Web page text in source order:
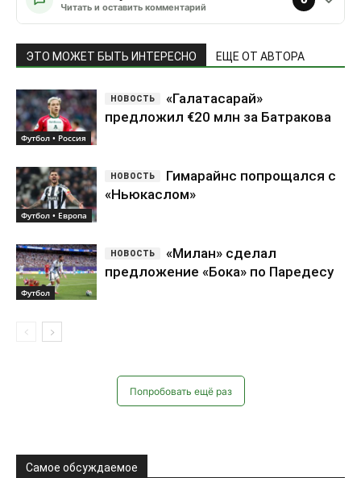
Читать и оставить комментарий
ЭТО МОЖЕТ БЫТЬ ИНТЕРЕСНО ЕЩЕ ОТ АВТОРА
Футбол • Россия
«Галатасарай»
предложил €20 млн за Батракова
Футбол • Европа
Гимарайнс попрощался с
«Ньюкаслом»
Футбол
«Милан» сделал
предложение «Бока» по Паредесу
Попробовать ещё раз
Самое обсуждаемое